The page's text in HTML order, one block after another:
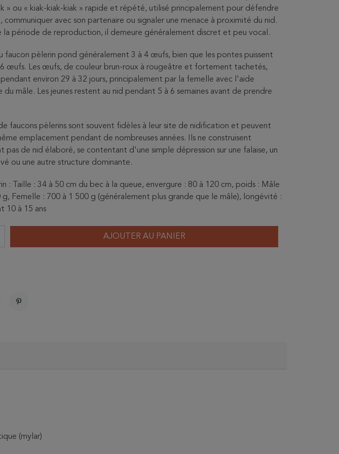
» ou « kiak-kiak-kiak » rapide et répété, utilisé principalement pour défendre
communiquer avec son partenaire ou signaler une menace à proximité du nid.
la période de reproduction, il demeure généralement discret et peu vocal.
faucon pèlerin pond généralement 3 à 4 œufs, bien que les pontes puissent
6 œufs. Les œufs, de couleur brun-roux à rougeâtre et fortement tachetés,
environ 29 à 32 jours, principalement par la femelle avec l'aide
du mâle. Les jeunes restent au nid pendant 5 à 6 semaines avant de prendre
faucons pèlerins sont souvent fidèles à leur site de nidification et peuvent
emplacement pendant de nombreuses années. Ils ne construisent
pas de nid élaboré, se contentant d'une simple dépression sur une falaise, un
ou une autre structure dominante.
: Taille : 34 à 50 cm du bec à la queue, envergure : 80 à 120 cm, poids : Mâle
g, Femelle : 700 à 1 500 g (généralement plus grande que le mâle), longévité :
10 à 15 ans
AJOUTER AU PANIER
(mylar)